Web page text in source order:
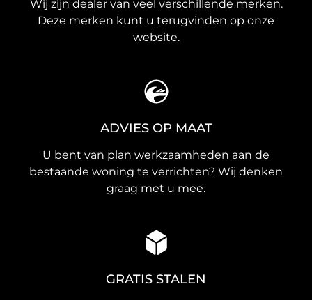
Wij zijn dealer van veel verschillende merken.
Deze merken kunt u terugvinden op onze
website.
ADVIES OP MAAT
U bent van plan werkzaamheden aan de
bestaande woning te verrichten? Wij denken
graag met u mee.
GRATIS STALEN